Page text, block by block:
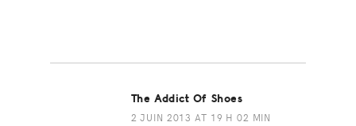
The Addict Of Shoes
2 JUIN 2013 AT 19 H 02 MIN